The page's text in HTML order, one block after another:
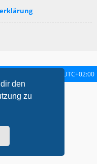
den
zu
UTC+02:00
phpBB3.2 by
© phpBB Limited